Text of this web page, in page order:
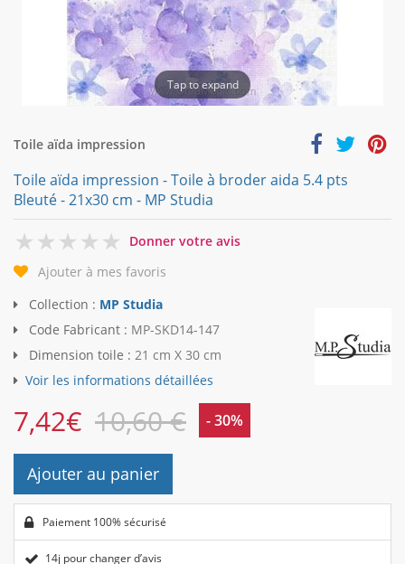
Tap to expand
Toile aïda impression
Toile aïda impression - Toile à broder aida 5.4 pts
Bleuté - 21x30 cm - MP Studia
0
Donner votre avis
Ajouter à mes favoris
Collection : MP Studia
Code Fabricant : MP-SKD14-147
Dimension toile : 21 cm X 30 cm
Voir les informations détaillées
7,42€ 10,60 € - 30%
Ajouter au panier
Paiement 100% sécurisé
14j pour changer d’avis